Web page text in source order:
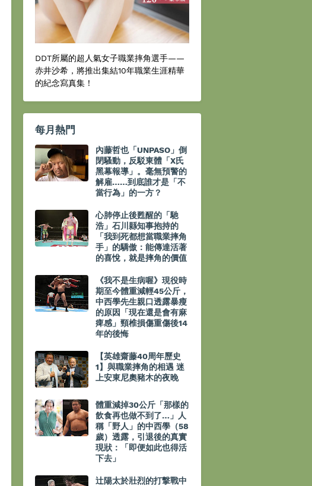
DDT所屬的超人氣女子職業摔角選手——
赤井沙希，將推出集結10年職業生涯精華
的紀念寫真集！
每月熱門
內藤哲也「UNPASO」倒
閉騷動，反駁東體「X氏
黑幕報導」。毫無預警的
解雇……到底誰才是「不
當行為」的一方？
心肺停止後甦醒的「馳
浩」石川縣知事抱持的
「我到死都想當職業摔角
手」的驕傲：能傳達活著
的喜悅，就是摔角的價值
《我不是生病喔》現役時
期至今體重減輕45公斤，
中西學先生親口透露暴瘦
的原因「現在還是會有麻
痺感」頸椎損傷重傷後14
年的後悔
【英雄齋藤40周年歷史
1】與職業摔角的相遇 迷
上安東尼奧豬木的夜晚
體重減掉30公斤「那樣的
飲食再也做不到了…」人
稱「野人」的中西學（58
歲）透露，引退後的真實
現狀：「即便如此也得活
下去」
辻陽太於壯烈的打撃戰中